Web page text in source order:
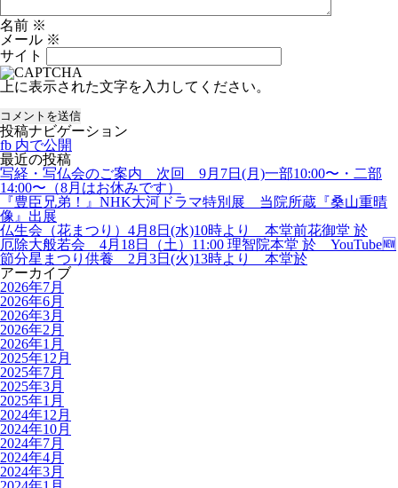
名前 ※
メール ※
サイト
上に表示された文字を入力してください。
投稿ナビゲーション
fb 内で公開
最近の投稿
写経・写仏会のご案内 次回 9月7日(月)一部10:00〜・二部
14:00〜（8月はお休みです）
『豊臣兄弟！』NHK大河ドラマ特別展 当院所蔵『桑山重晴
像』出展
仏生会（花まつり）4月8日(水)10時より 本堂前花御堂 於
厄除大般若会 4月18日（土）11:00 理智院本堂 於 YouTube🆕
節分星まつり供養 2月3日(火)13時より 本堂於
アーカイブ
2026年7月
2026年6月
2026年3月
2026年2月
2026年1月
2025年12月
2025年7月
2025年3月
2025年1月
2024年12月
2024年10月
2024年7月
2024年4月
2024年3月